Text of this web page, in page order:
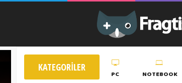
KATEGORILER
PC NOTEBOOK